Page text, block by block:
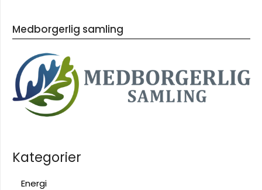
Medborgerlig samling
Kategorier
Energi